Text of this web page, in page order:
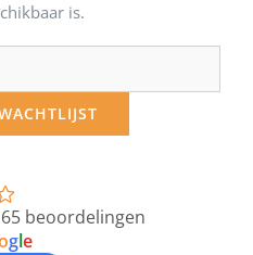
is.
beoordelingen
gle